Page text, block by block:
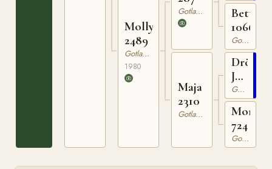
Molly
2489
Gotlandsruss
1980
Gotlandsruss
Maja
2310
Gotlandsruss
Bettan
1066
Gotlandsruss
Dröm
Junior
212
Gotlandsruss
Mona
724
Gotlandsruss